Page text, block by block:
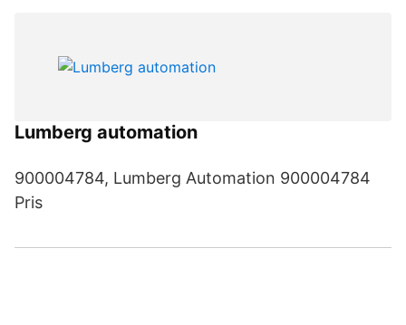
Lumberg automation
900004784, Lumberg Automation 900004784
Pris